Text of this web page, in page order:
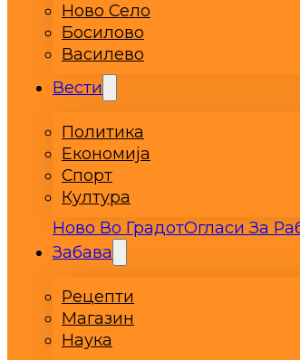
Ново Село
Босилово
Василево
Вести
Политика
Економија
Спорт
Култура
Ново Во ГрадотОгласи За
Забава
Рецепти
Магазин
Наука